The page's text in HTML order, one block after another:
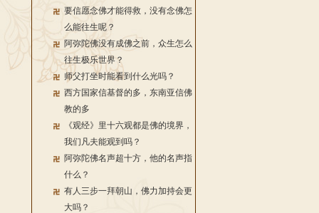
要信愿念佛才能得救，没有念佛怎
么能往生呢？
阿弥陀佛没有成佛之前，众生怎么
往生极乐世界？
师父打坐时能看到什么光吗？
西方国家信基督的多，东南亚信佛
教的多
《观经》里十六观都是佛的境界，
我们凡夫能观到吗？
阿弥陀佛名声超十方，他的名声指
什么？
有人三步一拜朝山，佛力加持会更
大吗？